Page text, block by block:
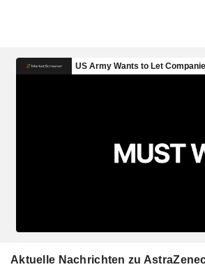
Aktuelle Nachrichten zu